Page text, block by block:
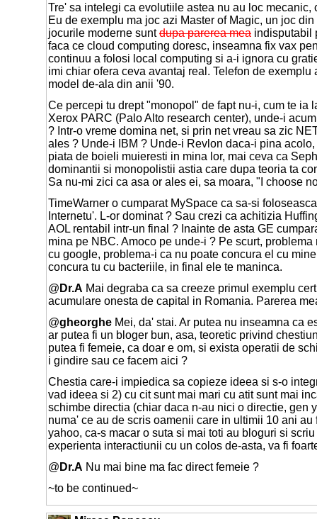
Tre' sa intelegi ca evolutiile astea nu au loc mecanic,
Eu de exemplu ma joc azi Master of Magic, un joc
jocurile moderne suntdupa parerea mea indisputabil
faca ce cloud computing doresc, inseamna fix vax
continuu a folosi local computing si a-i ignora cu
imi chiar ofera ceva avantaj real. Telefon de exemplu
model de-ala din anii '90.
Ce percepi tu drept "monopol" de fapt nu-i, cum te ia
Xerox PARC (Palo Alto research center), unde-i
? Intr-o vreme domina net, si prin net vreau sa zic
ales ? Unde-i IBM ? Unde-i Revlon daca-i pina
piata de boieli muieresti in mina lor, mai ceva ca
dominantii si monopolistii astia care dupa teoria ta
Sa nu-mi zici ca asa or ales ei, sa moara, "I choose
TimeWarner o cumparat MySpace ca sa-si
Internetu'. L-or dominat ? Sau crezi ca achitizia
AOL rentabil intr-un final ? Inainte de asta GE
mina pe NBC. Amoco pe unde-i ? Pe scurt,
cu google, problema-i ca nu poate concura el cu
concura tu cu bacteriile, in final ele te maninca.
@ Dr.A Mai degraba ca sa creeze primul exemplu
acumulare onesta de capital in Romania. Parerea
@gheorghe Mei, da' stai. Ar putea nu inseamna ca
ar putea fi un bloger bun, asa, teoretic privind
putea fi femeie, ca doar e om, si exista operatii de
i gindire sau ce facem aici ?
Chestia care-i impiedica sa copieze ideea si s-o
vad ideea si 2) cu cit sunt mai mari cu atit sunt mai
schimbe directia (chiar daca n-au nici o directie, gen
numa' ce au de scris oamenii care in ultimii 10 ani au
yahoo, ca-s macar o suta si mai toti au bloguri si
experienta interactiunii cu un colos de-asta, va fi
@ Dr.A Nu mai bine ma fac direct femeie ?
~to be continued~